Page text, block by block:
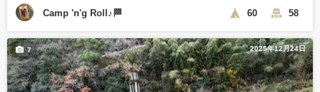
Camp 'n'g Roll♪🏁 60 58
2025年12月24日
7